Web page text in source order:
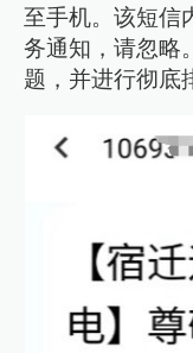
至手机。该短信
务通知，请忽略
题，并进行彻底